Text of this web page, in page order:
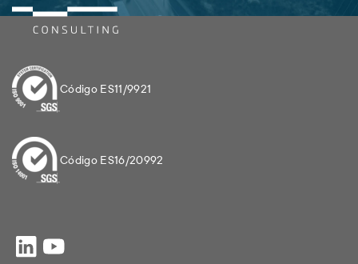
Código ES11/9921
Código ES16/20992